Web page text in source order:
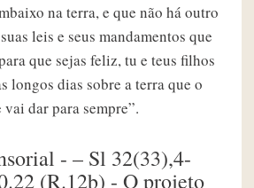
na terra, e que não há outro
leis e seus mandamentos que
que sejas feliz, tu e teus filhos
longos dias sobre a terra que o
dar para sempre”.
- – Sl 32(33),4-
(R.12b) - O projeto